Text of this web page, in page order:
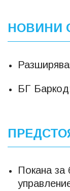
НОВИНИ
БГ
Покана за